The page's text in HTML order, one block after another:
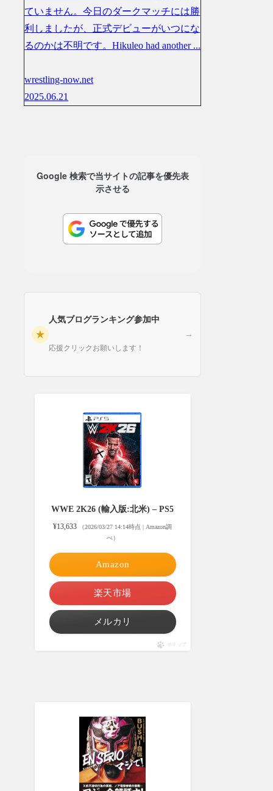
ていません。今日のダークマッチには勝
利しましたが、正式デビューがいつにな
るのかは不明です。Hikuleo had another ...
wrestling-now.net
2025.06.21
Google 検索で当サイトの記事を優先表
示させる
★
人気ブログランキング参加中
応援クリックお願いします！
→
WWE 2K26 (輸入版:北米) – PS5
¥13,633
（2026/03/27 14:14時点 | Amazon調
べ）
Amazon
楽天市場
メルカリ
ポチップ